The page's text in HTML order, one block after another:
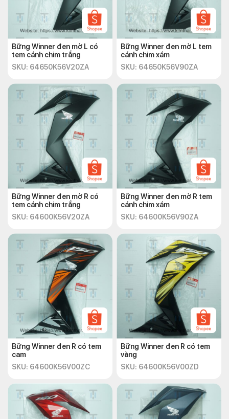
Bững Winner đen mờ L có
tem cánh chim trắng
SKU: 64650K56V20ZA
Bững Winner đen mờ L tem
cánh chim xám
SKU: 64650K56V90ZA
Bững Winner đen mờ R có
tem cánh chim trắng
SKU: 64600K56V20ZA
Bững Winner đen mờ R tem
cánh chim xám
SKU: 64600K56V90ZA
Bững Winner đen R có tem
cam
SKU: 64600K56V00ZC
Bững Winner đen R có tem
vàng
SKU: 64600K56V00ZD